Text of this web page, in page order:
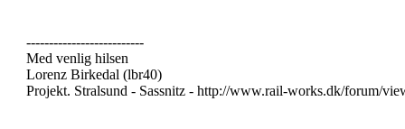
--------------------------
Med venlig hilsen
Lorenz Birkedal (lbr40)
Projekt. Stralsund - Sassnitz - http://www.rail-works.dk/forum/